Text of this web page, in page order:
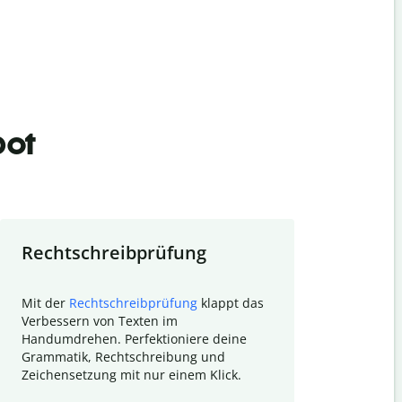
Rechtschreibprüfung
Mit der Rechtschreibprüfung klappt das
Verbessern von Texten im
Handumdrehen. Perfektioniere deine
Grammatik, Rechtschreibung und
Zeichensetzung mit nur einem Klick.